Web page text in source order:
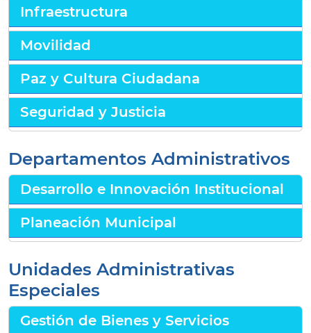
Infraestructura
Movilidad
Paz y Cultura Ciudadana
Seguridad y Justicia
Departamentos Administrativos
Desarrollo e Innovación Institucional
Planeación Municipal
Unidades Administrativas
Especiales
Gestión de Bienes y Servicios